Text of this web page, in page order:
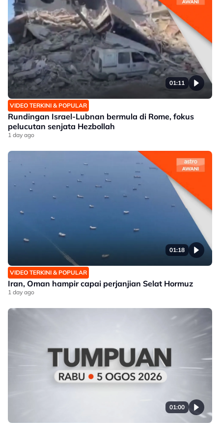
01:11
VIDEO TERKINI & POPULAR
Rundingan Israel-Lubnan bermula di Rome, fokus
pelucutan senjata Hezbollah
1 day ago
01:18
VIDEO TERKINI & POPULAR
Iran, Oman hampir capai perjanjian Selat Hormuz
1 day ago
01:00